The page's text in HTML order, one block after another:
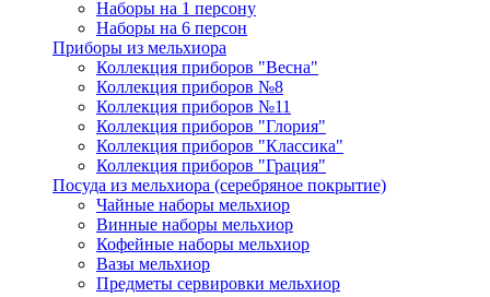
Наборы на 1 персону
Наборы на 6 персон
Приборы из мельхиора
Коллекция приборов "Весна"
Коллекция приборов №8
Коллекция приборов №11
Коллекция приборов "Глория"
Коллекция приборов "Классика"
Коллекция приборов "Грация"
Посуда из мельхиора (серебряное покрытие)
Чайные наборы мельхиор
Винные наборы мельхиор
Кофейные наборы мельхиор
Вазы мельхиор
Предметы сервировки мельхиор